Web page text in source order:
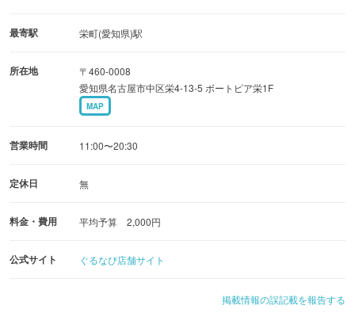
最寄駅 栄町(愛知県)駅
所在地
〒460-0008
愛知県名古屋市中区栄4-13-5 ボートピア栄1F
MAP
営業時間 11:00〜20:30
定休日 無
料金・費用 平均予算 2,000円
公式サイト ぐるなび店舗サイト
掲載情報の誤記載を報告する